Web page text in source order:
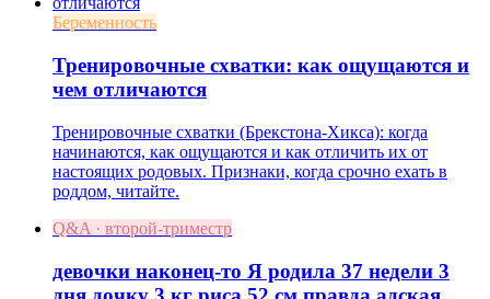
Беременность
Тренировочные схватки: как ощущаются и
чем отличаются
Тренировочные схватки (Брекстона-Хикса): когда
начинаются, как ощущаются и как отличить их от
настоящих родовых. Признаки, когда срочно ехать в
роддом, читайте.
Q&A · второй-триместр
девочки наконец-то Я родила 37 недели 3